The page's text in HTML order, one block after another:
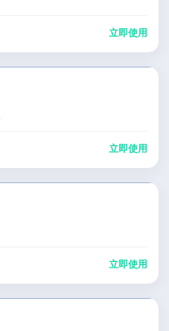
立即使用
立即使用
立即使用